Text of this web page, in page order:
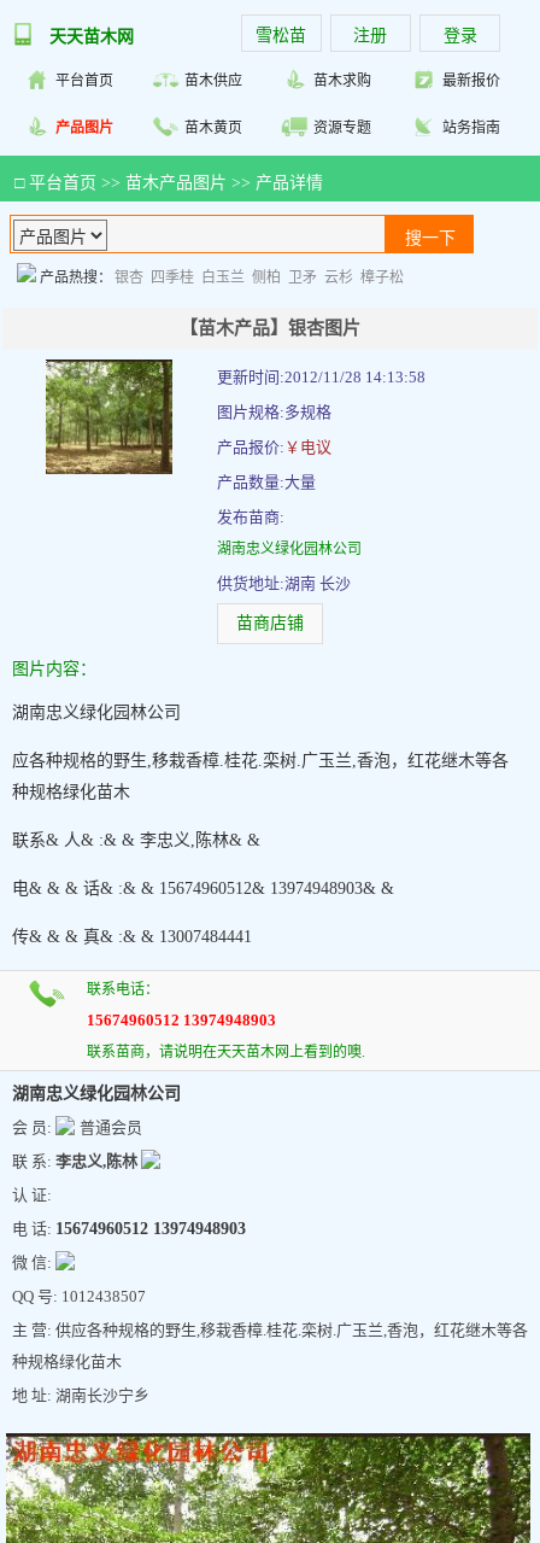
天天苗木网 雪松苗 注册 登录
平台首页 苗木供应 苗木求购 最新报价
产品图片 苗木黄页 资源专题 站务指南
□ 平台首页 >> 苗木产品图片 >> 产品详情
产品热搜： 银杏 四季桂 白玉兰 侧柏 卫矛 云杉 樟子松
【苗木产品】银杏图片
更新时间:2012/11/28 14:13:58
图片规格:多规格
产品报价: ￥电议
产品数量:大量
发布苗商:
湖南忠义绿化园林公司
供货地址:湖南 长沙
苗商店铺
图片内容：
湖南忠义绿化园林公司
应各种规格的野生,移栽香樟.桂花.栾树.广玉兰,香泡，红花继木等各
种规格绿化苗木
联系& 人& :& & 李忠义,陈林& &
电& & & 话& :& & 15674960512& 13974948903& &
传& & & 真& :& & 13007484441
联系电话：
15674960512 13974948903
联系苗商，请说明在天天苗木网上看到的噢.
湖南忠义绿化园林公司
会 员:
普通会员
联 系: 李忠义,陈林
认 证:
电 话: 15674960512 13974948903
微 信:
QQ 号: 1012438507
主 营: 供应各种规格的野生,移栽香樟.桂花.栾树.广玉兰,香泡，红花继木等各
种规格绿化苗木
地 址: 湖南长沙宁乡